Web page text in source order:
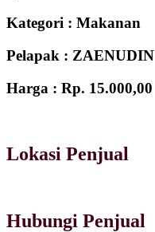
Kategori : Makanan
Pelapak : ZAENUDIN
Harga : Rp. 15.000,00
Lokasi Penjual
Hubungi Penjual